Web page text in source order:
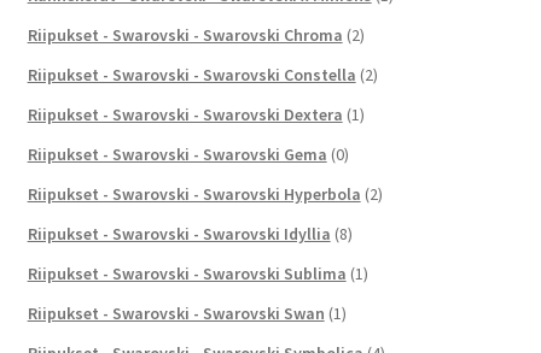
Riipukset - Swarovski - Swarovski Chroma (2)
Riipukset - Swarovski - Swarovski Constella (2)
Riipukset - Swarovski - Swarovski Dextera (1)
Riipukset - Swarovski - Swarovski Gema (0)
Riipukset - Swarovski - Swarovski Hyperbola (2)
Riipukset - Swarovski - Swarovski Idyllia (8)
Riipukset - Swarovski - Swarovski Sublima (1)
Riipukset - Swarovski - Swarovski Swan (1)